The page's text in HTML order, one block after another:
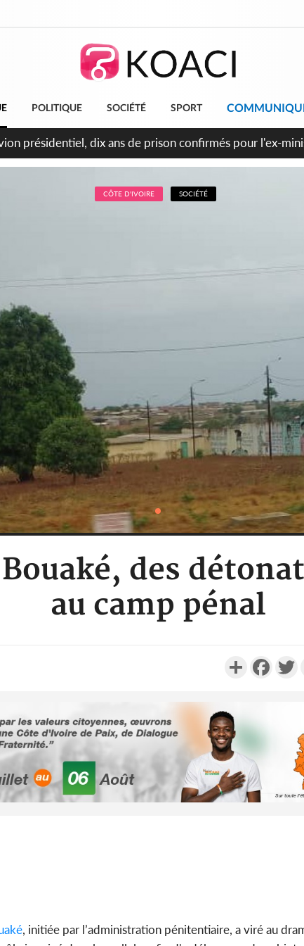
POLITIQUE SOCIÉTÉ SPORT
le Cameroun principaux acheteurs des produits de la
CÔTE D'IVOIRE SOCIÉTÉ
des
au camp pénal
Partager
, initiée par l’administration pénitentiaire, a viré au